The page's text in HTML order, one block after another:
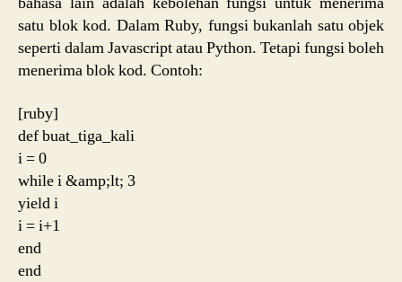
satu blok kod. Dalam Ruby, fungsi bukanlah satu objek
seperti dalam Javascript atau Python. Tetapi fungsi boleh
menerima blok kod. Contoh:
[ruby]
def buat_tiga_kali
i = 0
while i &amp;lt; 3
yield i
i = i+1
end
end